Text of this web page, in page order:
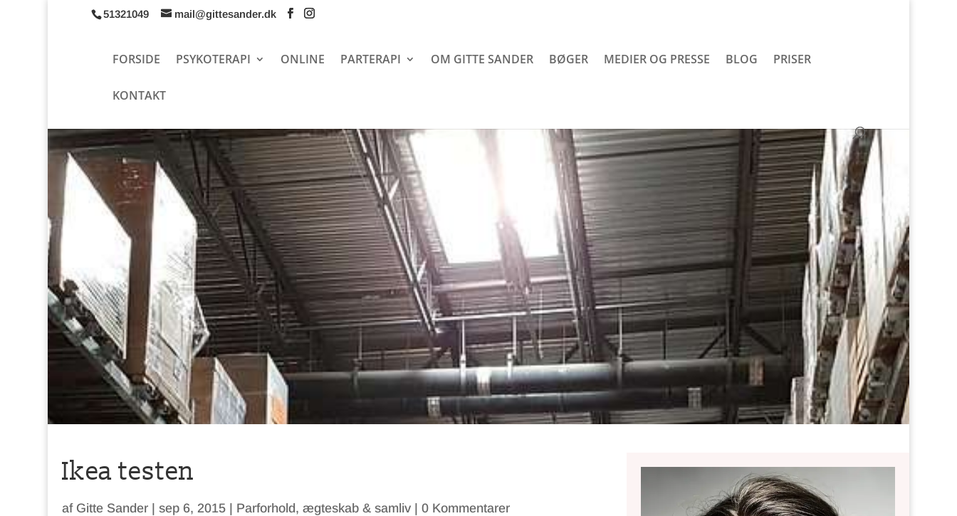
51321049 mail@gittesander.dk
FORSIDE PSYKOTERAPI ONLINE PARTERAPI OM GITTE SANDER BØGER MEDIER OG PRESSE BLOG PRISER
KONTAKT
Ikea testen
af Gitte Sander sep 6, 2015 Parforhold, ægteskab & samliv |0 Kommentarer